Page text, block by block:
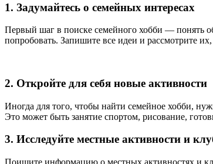
1. Задумайтесь о семейных интересах
Первый шаг в поиске семейного хобби — понять
попробовать. Запишите все идеи и рассмотрите
2. Откройте для себя новые активности
Иногда для того, чтобы найти семейное хобби,
Это может быть занятие спортом, рисование,
3. Исследуйте местные активности и